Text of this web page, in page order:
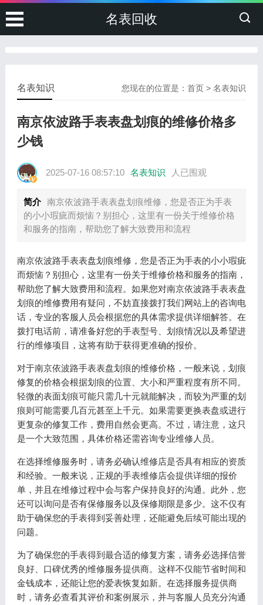
名表回收
您现在的位置是：首页 >名表知识
名表知识
南京依波路手表表盘划痕的维修价格多
少钱
2025-07-16 08:57:10 名表知识 人已围观
简介 南京依波路手表表盘划痕维修，您是否正为手表
的小小瑕疵而烦恼？别担心，这里有一份关于维修价格
和服务的指南，帮助您了解大致费用和流程
南京依波路手表表盘划痕维修，您是否正为手表的小小瑕疵
而烦恼？别担心，这里有一份关于维修价格和服务的指南，
帮助您了解大致费用和流程。如果您对南京依波路手表表盘
划痕的维修费用有疑问，不妨直接拨打我们网站上的咨询电
话，专业的客服人员会根据您的具体需求提供详细解答。在
拨打电话前，请准备好您的手表型号、划痕情况以及希望进
行的维修项目，这将有助于获得更准确的报价。
对于南京依波路手表表盘划痕的维修价格，一般来说，划痕
修复的价格会根据划痕的位置、大小和严重程度有所不同。
轻微的表面划痕可能只需几十元就能解决，而较为严重的划
痕则可能需要几百元甚至上千元。如果需要更换表盘或进行
更复杂的修复工作，费用自然会更高。不过，请注意，这只
是一个大致范围，具体价格还需咨询专业维修人员。
在选择维修服务时，请务必确认维修店是否具有相应的资质
和经验。一般来说，正规的手表维修店会提供详细的报价
单，并且在维修过程中会与客户保持良好的沟通。此外，您
还可以询问是否有保修服务以及保修期限是多少。这不仅有
助于确保您的手表得到妥善处理，还能避免后续可能出现的
问题。
为了确保您的手表得到最合适的修复方案，请务必选择信誉
良好、口碑优秀的维修服务提供商。这样不仅能节省时间和
金钱成本，还能让您的爱表恢复如新。在选择服务提供商
时，请务必查看其评价和案例展示，并与客服人员充分沟通